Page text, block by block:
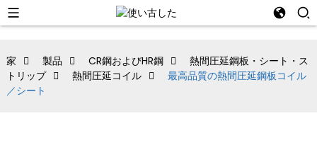
家 製品 CR鋼およびHR鋼
熱間圧延鋼板・シート・ス
トリップ
熱間圧延コイル
最高品質の熱間圧延鋼板コイル
／シート